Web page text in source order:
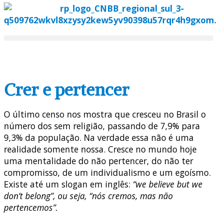
Crer e pertencer
O último censo nos mostra que cresceu no Brasil o
número dos sem religião, passando de 7,9% para
9,3% da população. Na verdade essa não é uma
realidade somente nossa. Cresce no mundo hoje
uma mentalidade do não pertencer, do não ter
compromisso, de um individualismo e um egoísmo.
Existe até um slogan em inglês: “we believe but we
don’t belong”, ou seja, “nós cremos, mas não
pertencemos”.